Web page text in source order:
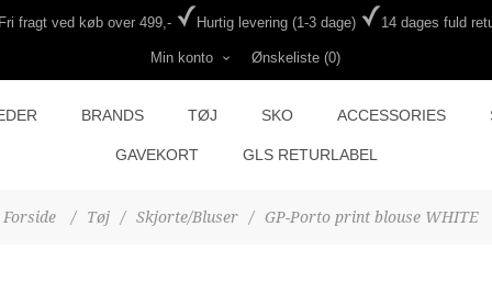
fragt ved køb over 499,- Hurtig levering (1-3 dage) 14 dages fuld
Min konto Ønskeliste (0)
BRANDS TØJ SKO ACCESSORIES
GAVEKORT GLS RETURLABEL
Forside / Tøj / Skjorte/Bluser / GP-Porto print blouse WHITE